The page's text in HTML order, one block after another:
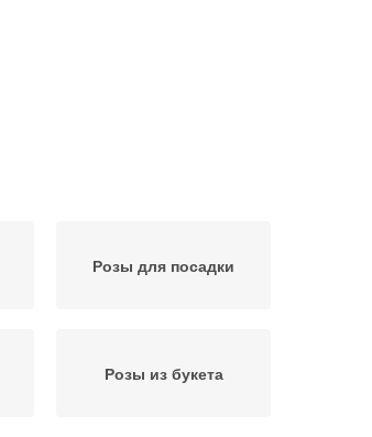
Розы для посадки
Розы из букета